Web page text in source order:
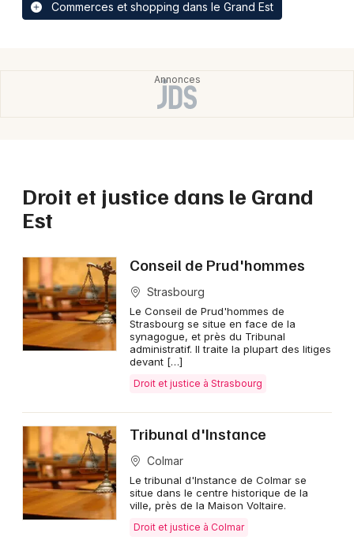
Commerces et shopping dans le Grand Est
Droit et justice dans le Grand
Est
Conseil de Prud'hommes
Strasbourg
Le Conseil de Prud'hommes de
Strasbourg se situe en face de la
synagogue, et près du Tribunal
administratif. Il traite la plupart des litiges
devant […]
Droit et justice à Strasbourg
Tribunal d'Instance
Colmar
Le tribunal d'Instance de Colmar se
situe dans le centre historique de la
ville, près de la Maison Voltaire.
Droit et justice à Colmar